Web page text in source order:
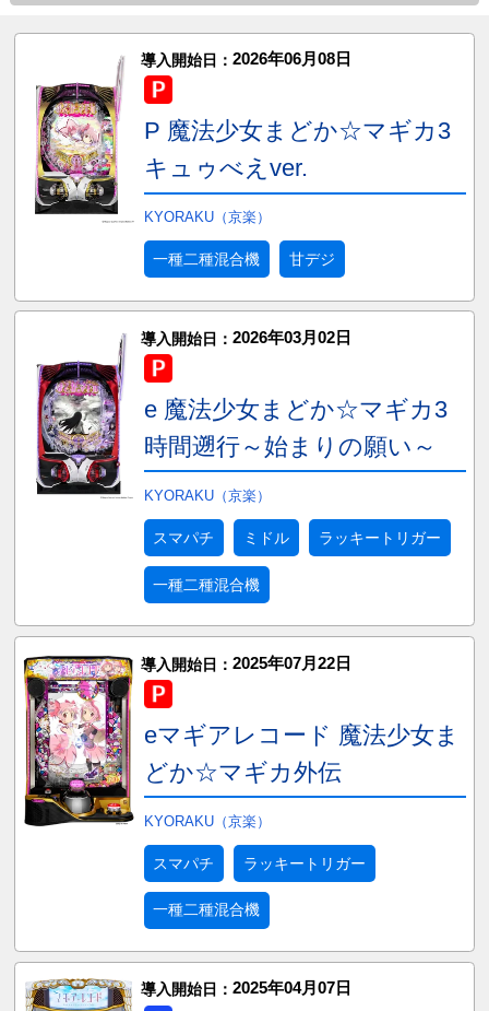
導入開始日： 2026年06月08日
P 魔法少女まどか☆マギカ3
キュゥべえver.
KYORAKU（京楽）
一種二種混合機 甘デジ
導入開始日： 2026年03月02日
e 魔法少女まどか☆マギカ3
時間遡行～始まりの願い～
KYORAKU（京楽）
スマパチ ミドル ラッキートリガー
一種二種混合機
導入開始日： 2025年07月22日
eマギアレコード 魔法少女ま
どか☆マギカ外伝
KYORAKU（京楽）
スマパチ ラッキートリガー
一種二種混合機
導入開始日： 2025年04月07日